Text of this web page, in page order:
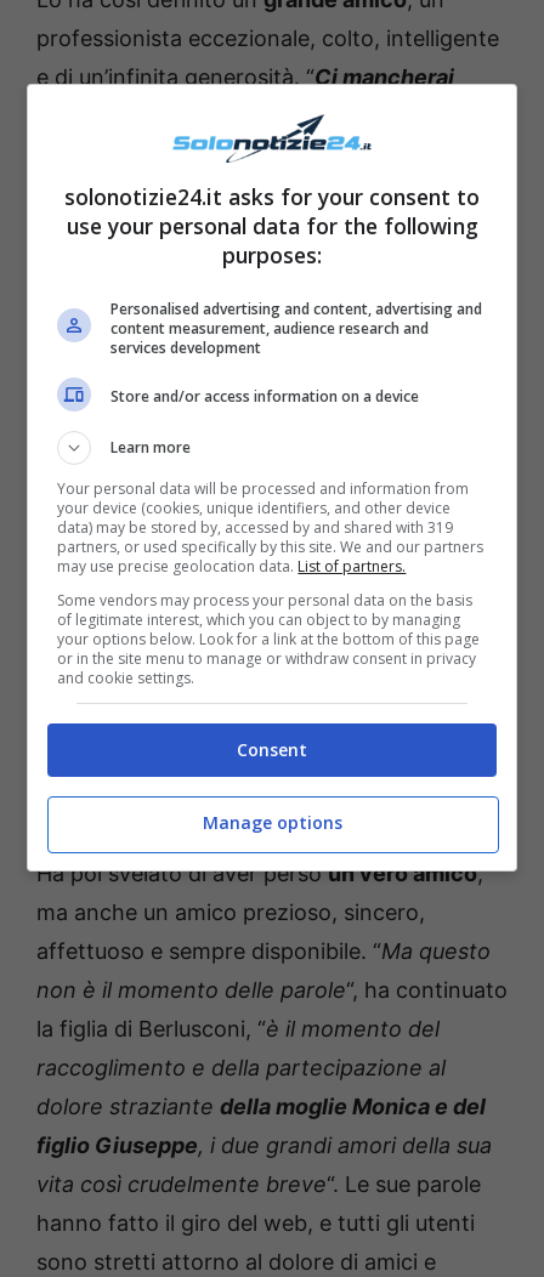
professionista eccezionale, colto, intelligente
e di un’infinita generosità. “Ci mancherai
“, ha concluso l’ex Premier, “
ci domandiamo come potremo fare senza di
“. Si è poi accodata ancheMarina
Berlusconi, che ha salutato il suo amico con
un commovente messaggio. “
sconvolta“, ha esordito lei, “il nostro gruppo
perde un punto di riferimento insostituibile,
unconsigliere acuto, leale, attento, un
professionista di altissimo valore cui tanto
dobbiamo essere grati
Ha poi svelato di aver persoun vero amico,
ma anche un amico prezioso, sincero,
affettuoso e sempre disponibile. “Ma questo
non è il momento delle parole“, ha continuato
la figlia di Berlusconi, “è il momento del
raccoglimento e della partecipazione al
dolore straziante della moglie Monica e del
figlio Giuseppe, i due grandi amori della sua
vita così crudelmente breve“. Le sue parole
hanno fatto il giro del web, e tutti gli utenti
sono stretti attorno al dolore di amici e
solonotizie24.it asks for your consent to
use your personal data for the following
purposes:
Personalised advertising and content, advertising and
content measurement, audience research and
services development
Store and/or access information on a device
Learn more
Your personal data will be processed and information from
your device (cookies, unique identifiers, and other device
data) may be stored by, accessed by and shared with 319
partners, or used specifically by this site. We and our partners
may use precise geolocation data. List of partners.
Some vendors may process your personal data on the basis
of legitimate interest, which you can object to by managing
your options below. Look for a link at the bottom of this page
or in the site menu to manage or withdraw consent in privacy
and cookie settings.
Consent
Manage options